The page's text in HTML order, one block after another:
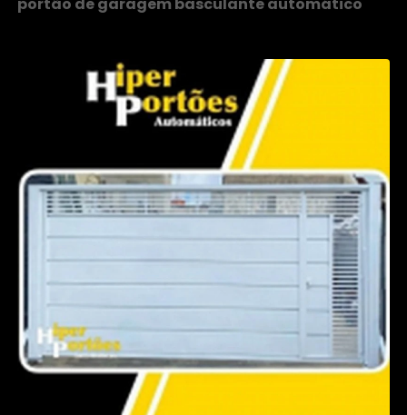
portão de garagem basculante automático